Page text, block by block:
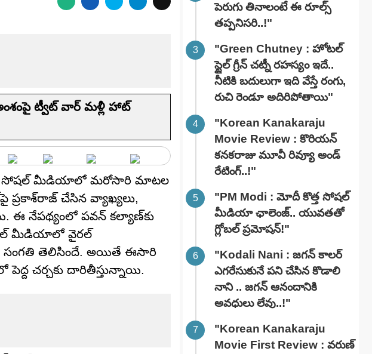
ట్వీట్ వార్ మళ్లీ హాట్
మధ్య సోషల్ మీడియాలో మరోసారి మాటల
ప్రకాశ్‌రాజ్ చేసిన వ్యాఖ్యలు,
నేపథ్యంలో పవన్ కల్యాణ్‌కు
సోషల్ మీడియాలో వైరల్
సంగతి తెలిసిందే. అయితే ఈసారి
పెద్ద చర్చకు దారితీస్తున్నాయి.
పెరుగు తినాలంటే ఈ రూల్స్
తప్పనిసరి..!"
"Green Chutney : హోటల్
స్టైల్ గ్రీన్ చట్నీ రహస్యం ఇదే..
నీటికి బదులుగా ఇది వేస్తే రంగు,
రుచి రెండూ అదిరిపోతాయి"
"Korean Kanakaraju
Movie Review : కొరియన్
కనకరాజు మూవీ రివ్యూ అండ్
రేటింగ్‌..!"
"PM Modi : మోదీ కొత్త సోషల్
మీడియా ఛాలెంజ్.. యువతతో
గ్లోబల్ ప్రమోషన్!"
"Kodali Nani : జగన్ కాలర్
ఎగరేసుకునే పని చేసిన కొడాలి
నాని .. జగన్ ఆనందానికి
అవధులు లేవు..!"
"Korean Kanakaraju
Movie First Review : వరుణ్